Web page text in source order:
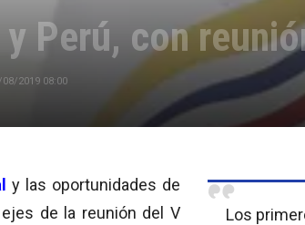
Perú, con
08/2019 08:00
Los
y las oportunidades de
de la reunión del V